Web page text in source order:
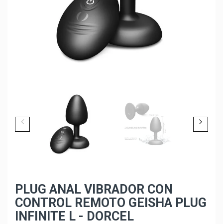
PLUG ANAL VIBRADOR CON
CONTROL REMOTO GEISHA PLUG
INFINITE L - DORCEL